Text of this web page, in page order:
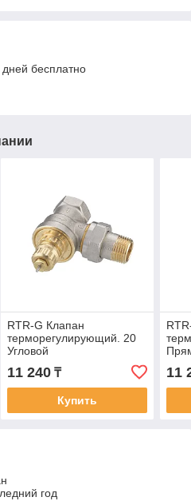
дней бесплатно
RTR-G Клапан
терморегулирующий. 20
Угловой
11 240₸
Купить
11
год